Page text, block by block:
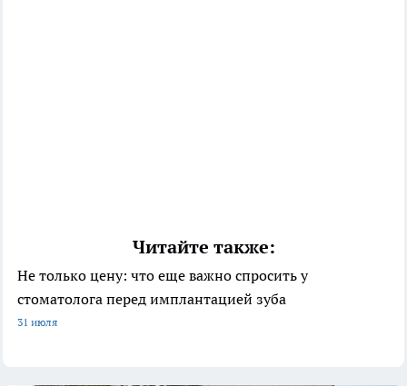
Читайте также:
Не только цену: что еще важно спросить у
стоматолога перед имплантацией зуба
31 июля